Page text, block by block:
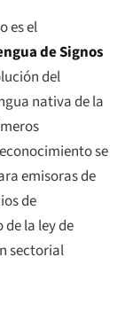
es el
de Signos
del
nativa de la
se
emisoras de
de
la ley de
sectorial